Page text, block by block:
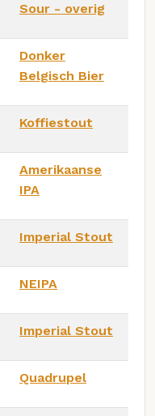
Sour - overig
Donker
Belgisch Bier
Koffiestout
Amerikaanse
IPA
Imperial Stout
NEIPA
Imperial Stout
Quadrupel